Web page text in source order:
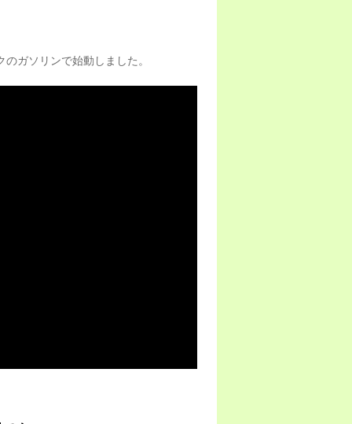
ガソリンで始動しました。